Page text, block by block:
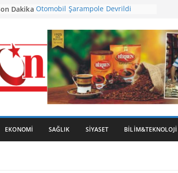
Dakika Otomobil Şarampole Devrildi
Ayvalık, Tarihi Gümrük Meydanı’na
Kavuştu
Burhaniye’de Ot Yangını
Havran Siyah İncirinde Hasat
Başladı
EKONOMI SAĞLIK SIYASET BILIM&TEKNOLOJI